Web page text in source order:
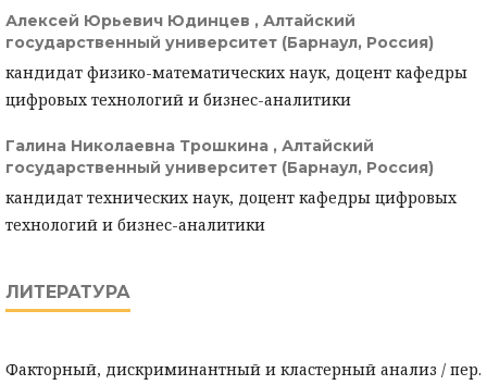
Алексей Юрьевич Юдинцев , Алтайский
государственный университет (Барнаул, Россия)
кандидат физико-математических наук, доцент кафедры
цифровых технологий и бизнес-аналитики
Галина Николаевна Трошкина , Алтайский
государственный университет (Барнаул, Россия)
кандидат технических наук, доцент кафедры цифровых
технологий и бизнес-аналитики
ЛИТЕРАТУРА
Факторный, дискриминантный и кластерный анализ / пер.